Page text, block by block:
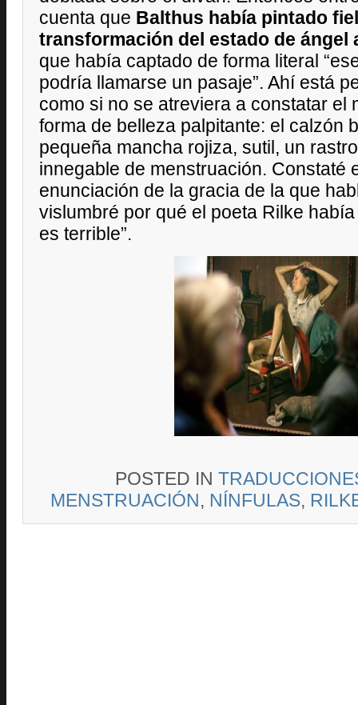
cuenta que Balthus había pintado
transformación del estado de ángel
que había captado de forma literal
podría llamarse un pasaje”. Ahí está
como si no se atreviera a constatar el
forma de belleza palpitante: el calzón
pequeña mancha rojiza, sutil, un
innegable de menstruación. Constaté
enunciación de la gracia de la que
vislumbré por qué el poeta Rilke
es terrible”.
POSTED IN
MENSTRUACIÓN, NÍNFULAS,